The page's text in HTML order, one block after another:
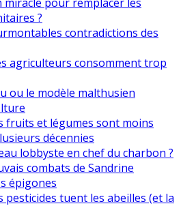
?
contradictions des
agriculteurs consomment trop
ou le modèle malthusien
fruits et légumes sont moins
décennies
lobbyste en chef du charbon ?
combats de Sandrine
épigones
pesticides tuent les abeilles (et la